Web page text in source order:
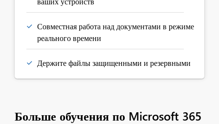
Совместная работа над документами в режиме
реального времени​
Держите файлы защищенными и резервными
Больше обучения по Microsoft 365